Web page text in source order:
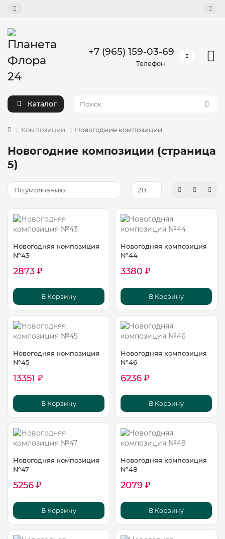
+7 (965) 159-03-69
Телефон
Каталог
Композиции Новогодние композиции
Новогодние композиции (страница
5)
Новогодняя композиция
№43
2873 ₽
В Корзину
Новогодняя композиция
№44
3380 ₽
В Корзину
Новогодняя композиция
№45
13351 ₽
В Корзину
Новогодняя композиция
№46
6236 ₽
В Корзину
Новогодняя композиция
№47
5256 ₽
В Корзину
Новогодняя композиция
№48
2079 ₽
В Корзину